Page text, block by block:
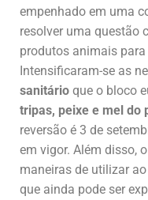
empenhado em uma
resolver uma questão
produtos animais para
Intensificaram-se as
sanitário que o bloco
tripas, peixe e mel do
reversão é 3 de
em vigor. Além disso,
maneiras de utilizar
que ainda pode ser